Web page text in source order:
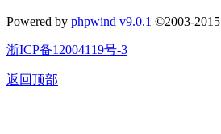
Powered by phpwind v9.0.1 ©2003-2015
浙ICP备12004119号-3
返回顶部